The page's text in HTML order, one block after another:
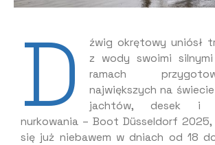
D
źwig okrętowy uniósł
z wody swoimi
ramach
największych na
jachtów, desek i
nurkowania – Boot Düsseldorf
się już niebawem w dniach od 18